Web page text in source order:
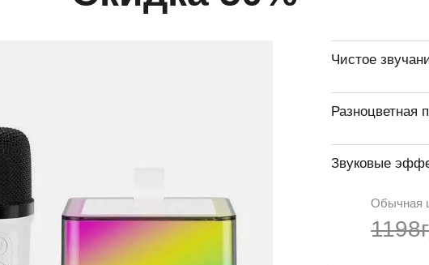
Чистое
Разноцветная
Звуковые
Обычная